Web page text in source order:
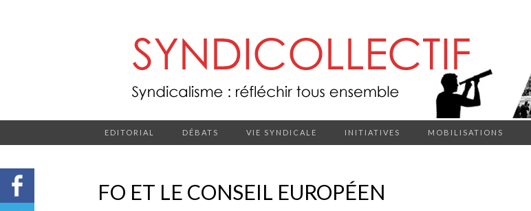
EDITORIAL DÉBATS VIE SYNDICALE INITIATIVES MOBILISATIONS
FO ET LE CONSEIL EUROPÉEN